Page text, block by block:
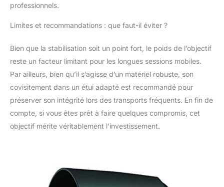
professionnels.
Limites et recommandations : que faut-il éviter ?
Bien que la stabilisation soit un point fort, le poids de l’objectif
reste un facteur limitant pour les longues sessions mobiles.
Par ailleurs, bien qu’il s’agisse d’un matériel robuste, son
covisitement dans un étui adapté est recommandé pour
préserver son intégrité lors des transports fréquents. En fin de
compte, si vous êtes prêt à faire quelques compromis, cet
objectif mérite véritablement l’investissement.